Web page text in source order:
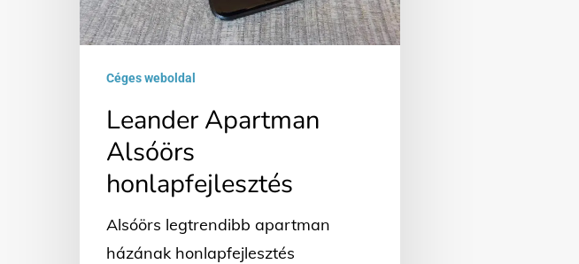
Céges weboldal
Leander Apartman
Alsóörs
honlapfejlesztés
Alsóörs legtrendibb apartman
házának honlapfejlesztés